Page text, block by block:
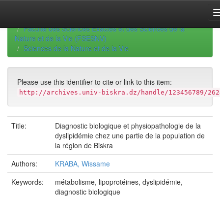
Faculté des Sciences Exactes et des Sciences de la
Nature et de la Vie (FSESNV)
Sciences de la Nature et de la Vie
Please use this identifier to cite or link to this item:
http://archives.univ-biskra.dz/handle/123456789/
Title:
Diagnostic biologique et physiopathologie de la
dyslipidémie chez une partie de la population de
la région de Biskra
Authors:
KRABA, Wissame
Keywords:
métabolisme, lipoprotéines, dyslipidémie,
diagnostic biologique